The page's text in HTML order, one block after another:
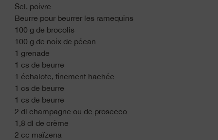
Sel, poivre
Beurre pour beurrer les ramequins
100 g de brocolis
100 g de noix de pécan
1 grenade
1 cs de beurre
1 échalote, finement hachée
1 cs de beurre
1 cs de beurre
2 dl champagne ou de prosecco
1,8 dl de crème
2 cc maïzena